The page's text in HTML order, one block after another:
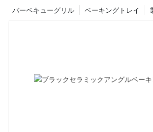
客様のニーズに最適なピザ ストーンをご用意
は、お客様の料理体験を向上させる多用途かつ
貫した風味豊かな調理結果が得られます。 ま
ベーキングトレイ
バーベキューグリル